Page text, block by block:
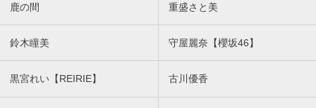
鹿の間 重盛さと美
鈴木瞳美 守屋麗奈【櫻坂46】
黒宮れい【REIRIE】 古川優香